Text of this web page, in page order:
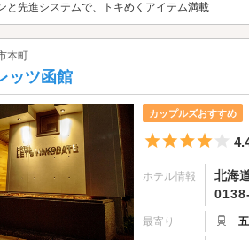
と先進システムで、トキめくアイテム満載
本町
ッツ函館
カップルズおすすめ
5
ホテル情報
北海
最寄り